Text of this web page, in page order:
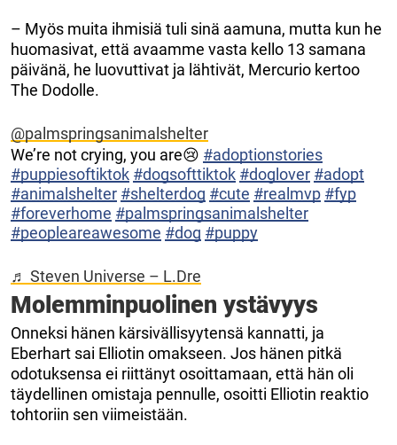
– Myös muita ihmisiä tuli sinä aamuna, mutta kun he
huomasivat, että avaamme vasta kello 13 samana
päivänä, he luovuttivat ja lähtivät, Mercurio kertoo
The Dodolle.
@palmspringsanimalshelter
We’re not crying, you are😢 #adoptionstories
#puppiesoftiktok #dogsofttiktok #doglover #adopt
#animalshelter #shelterdog #cute #realmvp #fyp
#foreverhome #palmspringsanimalshelter
#peopleareawesome #dog #puppy
♬ Steven Universe – L.Dre
Molemminpuolinen ystävyys
Onneksi hänen kärsivällisyytensä kannatti, ja
Eberhart sai Elliotin omakseen. Jos hänen pitkä
odotuksensa ei riittänyt osoittamaan, että hän oli
täydellinen omistaja pennulle, osoitti Elliotin reaktio
tohtoriin sen viimeistään.